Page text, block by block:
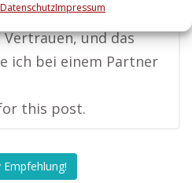
DatenschutzImpressum
ist. Für mich
Vertrauen, und das
ich bei einem Partner
this post.
Empfehlung!